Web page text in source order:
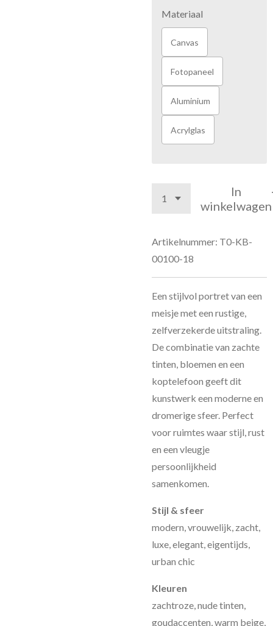
Materiaal
Canvas
Fotopaneel
Aluminium
Acrylglas
In
winkelwagen
Artikelnummer: T0-KB-
00100-18
Een stijlvol portret van een
meisje met een rustige,
zelfverzekerde uitstraling.
De combinatie van zachte
tinten, bloemen en een
koptelefoon geeft dit
kunstwerk een moderne en
dromerige sfeer. Perfect
voor ruimtes waar stijl, rust
en een vleugje
persoonlijkheid
samenkomen.
Stijl & sfeer
modern, vrouwelijk, zacht,
luxe, elegant, eigentijds,
urban chic
Kleuren
zachtroze, nude tinten,
goudaccenten, warm beige,